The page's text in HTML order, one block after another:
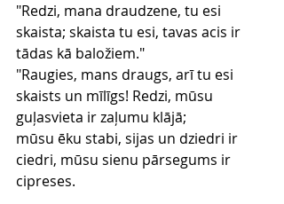
"Redzi, mana draudzene, tu esi
skaista; skaista tu esi, tavas acis ir
tādas kā baložiem."
"Raugies, mans draugs, arī tu esi
skaists un mīlīgs! Redzi, mūsu
guļasvieta ir zaļumu klājā;
mūsu ēku stabi, sijas un dziedri ir
ciedri, mūsu sienu pārsegums ir
cipreses.